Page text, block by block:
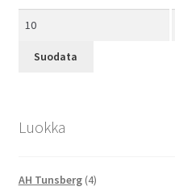
Suodata
Luokka
AH Tunsberg (4)